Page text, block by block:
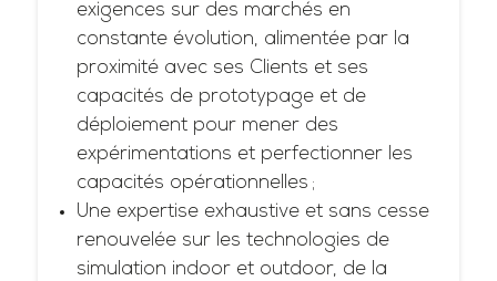
exigences sur des marchés en
constante évolution, alimentée par la
proximité avec ses Clients et ses
capacités de prototypage et de
déploiement pour mener des
expérimentations et perfectionner les
capacités opérationnelles ;
Une expertise exhaustive et sans cesse
renouvelée sur les technologies de
simulation indoor et outdoor, de la